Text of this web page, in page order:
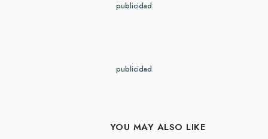
publicidad
publicidad
YOU MAY ALSO LIKE